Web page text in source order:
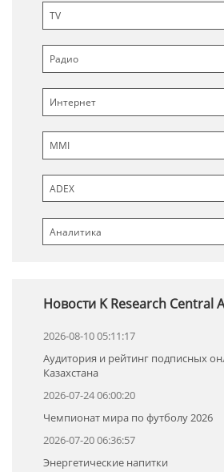
TV
Радио
Интернет
MMI
ADEX
Аналитика
Новости K Research Central
2026-08-10 05:11:17
Аудитория и рейтинг подписных
Казахстана
2026-07-24 06:00:20
Чемпионат мира по футболу 2026
2026-07-20 06:36:57
Энергетические напитки